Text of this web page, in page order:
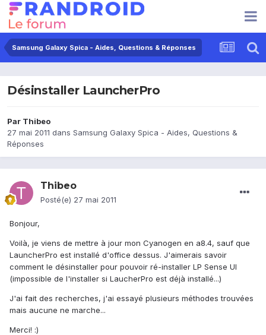
Samsung Galaxy Spica - Aides, Questions & Réponses
Désinstaller LauncherPro
Par Thibeo
27 mai 2011 dans Samsung Galaxy Spica - Aides, Questions &
Réponses
Thibeo
Posté(e) 27 mai 2011
Bonjour,
Voilà, je viens de mettre à jour mon Cyanogen en a8.4, sauf que
LauncherPro est installé d'office dessus. J'aimerais savoir
comment le désinstaller pour pouvoir ré-installer LP Sense UI
(impossible de l'installer si LaucherPro est déjà installé...)
J'ai fait des recherches, j'ai essayé plusieurs méthodes trouvées
mais aucune ne marche...
Merci! :)